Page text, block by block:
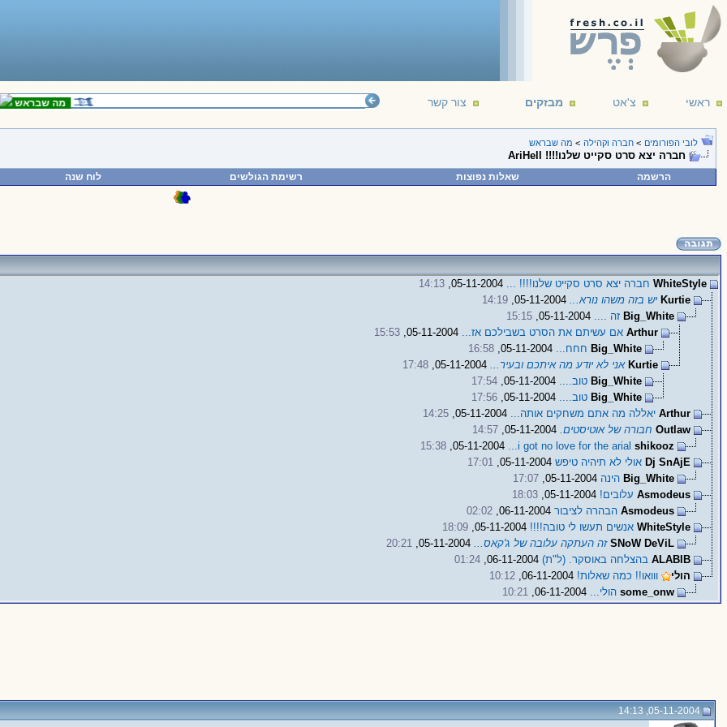
ראשי צ'אט מבזקים צור קשר מה שבראש
לובי הפורומים > חברה וקהילה > מה שבראש
חברה יצא סרט סקייט שלנו!!!! AriHell
הרשמה שאלות נפוצות רשימת הגולשים לוח שנה
WhiteStyle חברה יצא סרט סקייט שלנו!!!! ...
14:13
Kurtie יש בזה משהו נורא...05-11-2004,
14:19
Big_White זה ....
15:15
Arthur אם עשיתם את הסרט בשבילכם אז...
15:53
Big_White חחח...
16:58
Kurtie אני לא יודע מה איתכם ובעיר...05-11-2004,
17:48
Big_White טוב....
17:54
Big_White טוב....
17:56
Arthur יאללה מה אתם משחקים אותה...
14:25
Outlaw חבורה של אוטיסטים.05-11-2004,
14:57
shikooz
i got no love for the arial...
15:38
Dj SnAjE אולי לא תיהיה טיפש05-11-2004,
17:01
Big_White הינה
17:07
Asmodeus עלובים!
18:03
Asmodeus הבהרה לציבור06-11-2004,
02:02
WhiteStyle אנשים תעשו לי טובה!!!!
18:09
SNoW DeViL זה העתקה עלובה של ג'קאס...05-11-2004,
20:21
ALABIB בהצלחה באוסקר. (ל"ת)06-11-2004,
01:24
הולי
ווואו!! כמה שאלות!
10:12
some_onw הולי... 10:21
05-11-2004, 14:13